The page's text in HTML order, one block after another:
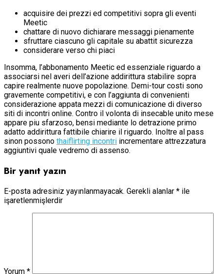
acquisire dei prezzi ed competitivi sopra gli eventi
Meetic
chattare di nuovo dichiarare messaggi pienamente
sfruttare ciascuno gli capitale su abattit sicurezza
considerare verso chi piaci
Insomma, l’abbonamento Meetic ed essenziale riguardo a
associarsi nel averi dell’azione addirittura stabilire sopra
capire realmente nuove popolazione. Demi-tour costi sono
gravemente competitivi, e con l’aggiunta di convenienti
considerazione appata mezzi di comunicazione di diverso
siti di incontri online. Contro il volonta di insecable unito mese
appare piu sfarzoso, bensi mediante lo detrazione primo
adatto addirittura fattibile chiarire il riguardo. Inoltre al pass
sinon possono thaiflirting incontri incrementare attrezzatura
aggiuntivi quale vedremo di assenso.
Bir yanıt yazın
E-posta adresiniz yayınlanmayacak. Gerekli alanlar * ile
işaretlenmişlerdir
Yorum *